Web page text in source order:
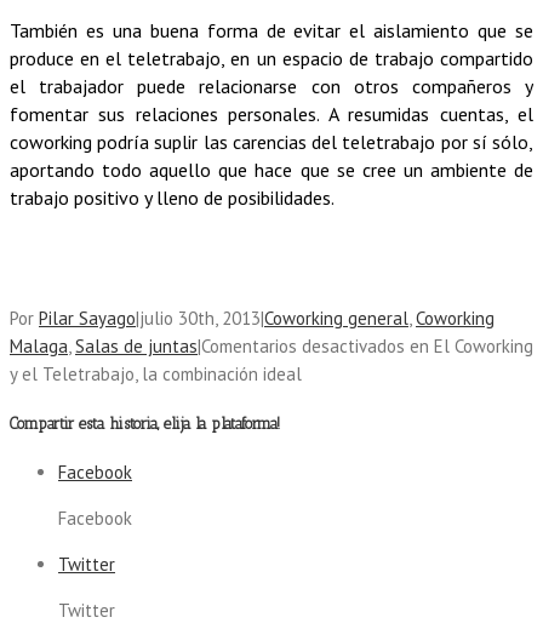
También es una buena forma de evitar el aislamiento que se
produce en el teletrabajo, en un espacio de trabajo compartido
el trabajador puede relacionarse con otros compañeros y
fomentar sus relaciones personales. A resumidas cuentas, el
coworking podría suplir las carencias del teletrabajo por sí sólo,
aportando todo aquello que hace que se cree un ambiente de
trabajo positivo y lleno de posibilidades.
Por Pilar Sayago|julio 30th, 2013|Coworking general,Coworking
Malaga,Salas de juntas|Comentarios desactivados en El Coworking
y el Teletrabajo, la combinación ideal
Compartir esta historia, elija la plataforma!
Facebook
Facebook
Twitter
Twitter